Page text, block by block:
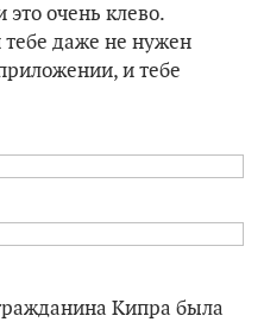
очень клево.
даже не нужен
и тебе
Кипра была